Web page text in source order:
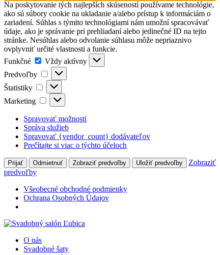
Na poskytovanie tých najlepších skúseností používame technológie,
ako sú súbory cookie na ukladanie a/alebo prístup k informáciám o
zariadení. Súhlas s týmito technológiami nám umožní spracovávať
údaje, ako je správanie pri prehliadaní alebo jedinečné ID na tejto
stránke. Nesúhlas alebo odvolanie súhlasu môže nepriaznivo
ovplyvniť určité vlastnosti a funkcie.
Funkčné
Funkčné
Vždy aktívny
Predvoľby
Predvoľby
Štatistiky Štatistiky
Marketing Marketing
Spravovať možnosti
Správa služieb
Spravovať {vendor_count} dodávateľov
Prečítajte si viac o týchto účeloch
Prijať Odmietnuť Zobraziť predvoľby Uložiť predvoľby
Zobraziť
predvoľby
Všeobecné obchodné podmienky
Ochrana Osobných Údajov
O nás
Svadobné šaty